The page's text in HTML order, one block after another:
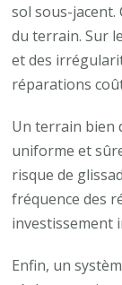
sol sous-
du terrain. Sur
et des
réparations
Un terrain bien
uniforme et
risque de
fréquence des
investissement
Enfin, un